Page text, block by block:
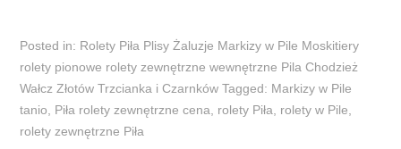
Posted in: Rolety Piła Plisy Żaluzje Markizy w Pile Moskitiery
rolety pionowe rolety zewnętrzne wewnętrzne Pila Chodzież
Wałcz Złotów Trzcianka i Czarnków Tagged: Markizy w Pile
tanio
Piła rolety zewnętrzne cena rolety Piła rolety w Pile
rolety zewnętrzne Piła